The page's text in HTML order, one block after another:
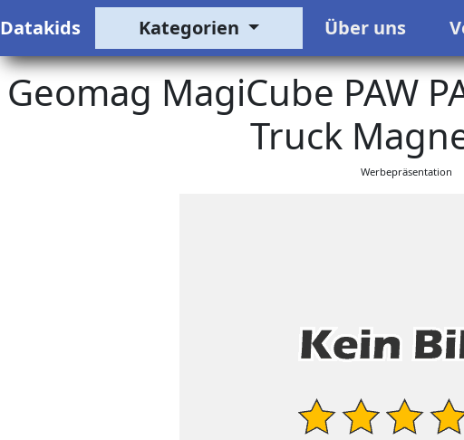
Datakids Kategorien Über uns
Geomag MagiCube PAW
Truck
Werbepräsentation